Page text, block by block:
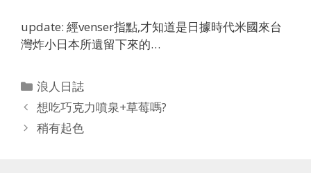
update: 經venser指點,才知道是日據時代米國來台
灣炸小日本所遺留下來的…
Categories
浪人日誌
想吃巧克力噴泉+草莓嗎?
稍有起色